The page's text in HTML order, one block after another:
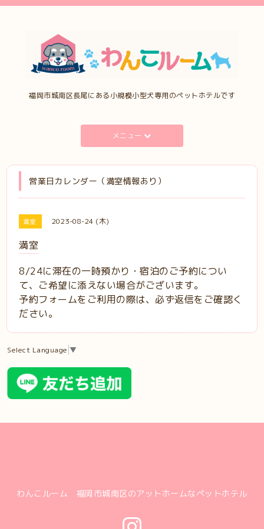
福岡市城南区長尾にある小規模小型犬専用のペットホテルです
メニュー
営業日カレンダー（満室情報あり）
満室 2023-08-24 (木)
満室
8/24に滞在の一時預かり・宿泊のご予約につい
て、ご希望に添えない場合がございます。
予約フォームをご利用の際は、必ず返信をご確認く
ださい。
Select Language ▼
わんこルーム 福岡市城南区のアットホームなペットホテル